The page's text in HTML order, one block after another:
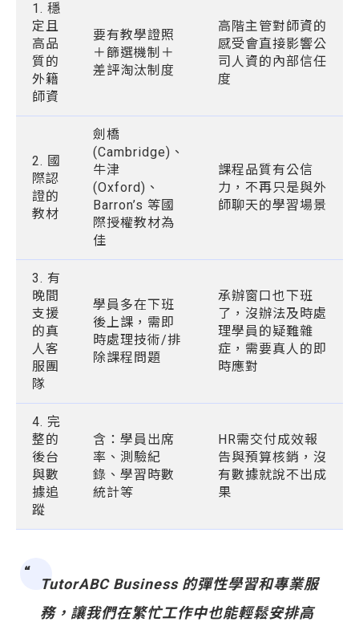
1. 穩
定且
高品
質的
外籍
師資
要有教學證照
＋篩選機制＋
差評淘汰制度
高階主管對師資的
感受會直接影響公
司人資的內部信任
度
2. 國
際認
證的
教材
劍橋
(Cambridge)、
牛津
(Oxford)、
Barron’s 等國
際授權教材為
佳
課程品質有公信
力，不再只是與外
師聊天的學習場景
3. 有
晚間
支援
的真
人客
服團
隊
學員多在下班
後上課，需即
時處理技術/排
除課程問題
承辦窗口也下班
了，沒辦法及時處
理學員的疑難雜
症，需要真人的即
時應對
4. 完
整的
後台
與數
據追
蹤
含：學員出席
率、測驗紀
錄、學習時數
統計等
HR需交付成效報
告與預算核銷，沒
有數據就說不出成
果
TutorABC Business 的彈性學習和專業服
務，讓我們在繁忙工作中也能輕鬆安排高